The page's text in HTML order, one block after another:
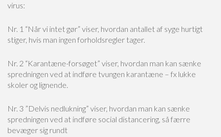
virus:
Nr. 1 “Når vi intet gør” viser, hvordan antallet af syge hurtigt
stiger, hvis man ingen forholdsregler tager.
Nr. 2 “Karantæne-forsøget” viser, hvordan man kan sænke
spredningen ved at indføre tvungen karantæne – fx lukke
skoler og lignende.
Nr. 3 ”Delvis nedlukning” viser, hvordan man kan sænke
spredningen ved at indføre social distancering, så færre
bevæger sig rundt